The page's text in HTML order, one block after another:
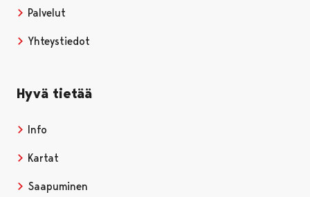
Palvelut
Yhteystiedot
Hyvä tietää
Info
Kartat
Saapuminen